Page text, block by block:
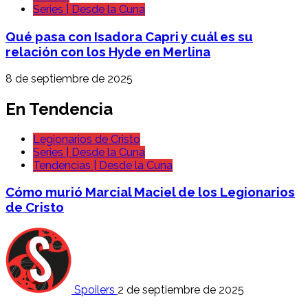
Series | Desde la Cuna
Qué pasa con Isadora Capri y cuál es su
relación con los Hyde en Merlina
8 de septiembre de 2025
En Tendencia
Legionarios de Cristo
Series | Desde la Cuna
Tendencias | Desde la Cuna
Cómo murió Marcial Maciel de los Legionarios
de Cristo
Spoilers 2 de septiembre de 2025